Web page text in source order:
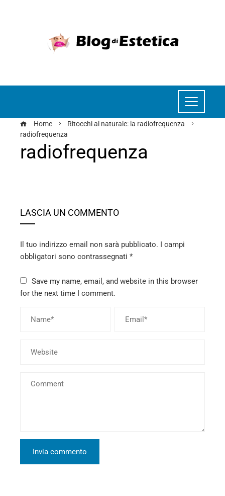
Home
Ritocchi al naturale: la radiofrequenza
radiofrequenza
radiofrequenza
LASCIA UN COMMENTO
Il tuo indirizzo email non sarà pubblicato. I campi
obbligatori sono contrassegnati *
Save my name, email, and website in this browser
for the next time I comment.